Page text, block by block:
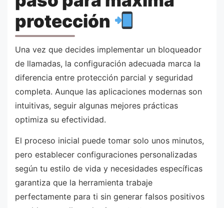
protección
Una vez que decides implementar un bloqueador
de llamadas, la configuración adecuada marca la
diferencia entre protección parcial y seguridad
completa. Aunque las aplicaciones modernas son
intuitivas, seguir algunas mejores prácticas
optimiza su efectividad.
El proceso inicial puede tomar solo unos minutos,
pero establecer configuraciones personalizadas
según tu estilo de vida y necesidades específicas
garantiza que la herramienta trabaje
perfectamente para ti sin generar falsos positivos